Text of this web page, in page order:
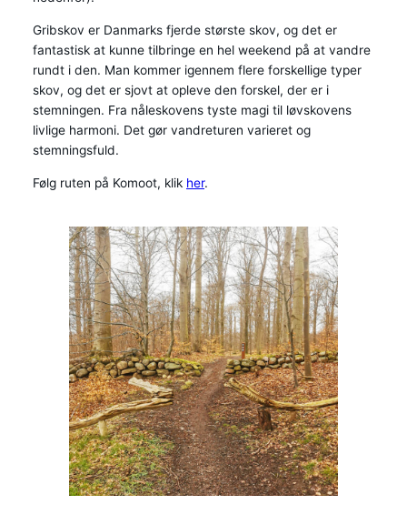
Gribskov er Danmarks fjerde største skov, og det er
fantastisk at kunne tilbringe en hel weekend på at vandre
rundt i den. Man kommer igennem flere forskellige typer
skov, og det er sjovt at opleve den forskel, der er i
stemningen. Fra nåleskovens tyste magi til løvskovens
livlige harmoni. Det gør vandreturen varieret og
stemningsfuld.
Følg ruten på Komoot, klik her.